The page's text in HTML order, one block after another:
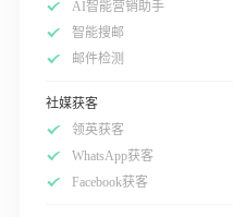
AI智能营销助手
智能搜邮
邮件检测
社媒获客
领英获客
WhatsApp获客
Facebook获客